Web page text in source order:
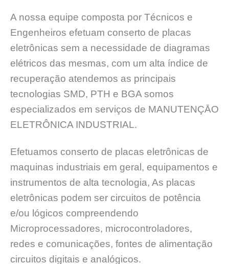
A nossa equipe composta por Técnicos e
Engenheiros efetuam conserto de placas
eletrônicas sem a necessidade de diagramas
elétricos das mesmas, com um alta índice de
recuperação atendemos as principais
tecnologias SMD, PTH e BGA somos
especializados em serviços de MANUTENÇĀO
ELETRÔNICA INDUSTRIAL.
Efetuamos conserto de placas eletrônicas de
maquinas industriais em geral, equipamentos e
instrumentos de alta tecnologia, As placas
eletrônicas podem ser circuitos de potência
e/ou lógicos compreendendo
Microprocessadores, microcontroladores,
redes e comunicações, fontes de alimentação
circuitos digitais e analógicos.